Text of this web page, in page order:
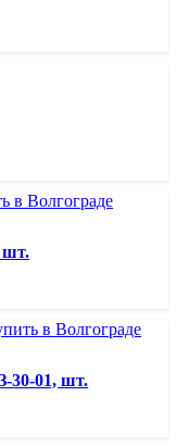
шт.
30-01, шт.